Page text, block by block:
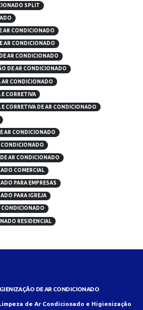
SPLIT
AR CONDICIONADO
AR CONDICIONADO
AR CONDICIONADO
DE AR CONDICIONADO
AR CONDICIONADO
CORRETIVA
CORRETIVA DE AR CONDICIONADO
AR CONDICIONADO
CONDICIONADO
AR CONDICIONADO
COMERCIAL
PARA EMPRESAS
PARA IGREJA
CONDICIONADO
RESIDENCIAL
DE AR CONDICIONADO
de Ar Condicionado e Higienização